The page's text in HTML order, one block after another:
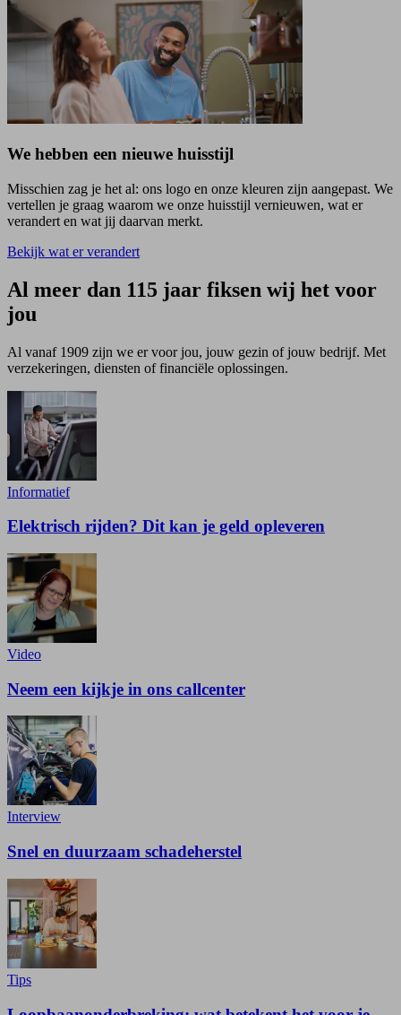
We hebben een nieuwe huisstijl
Misschien zag je het al: ons logo en onze kleuren zijn aangepast. We
vertellen je graag waarom we onze huisstijl vernieuwen, wat er
verandert en wat jij daarvan merkt.
Bekijk wat er verandert
Al meer dan 115 jaar fiksen wij het voor
jou
Al vanaf 1909 zijn we er voor jou, jouw gezin of jouw bedrijf. Met
verzekeringen, diensten of financiële oplossingen.
Informatief
Elektrisch rijden? Dit kan je geld opleveren
Video
Neem een kijkje in ons callcenter
Interview
Snel en duurzaam schadeherstel
Tips